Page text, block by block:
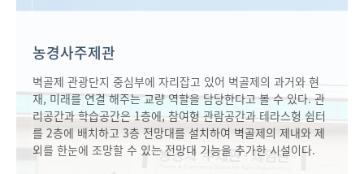
농경사주제관
벽골제 관광단지 중심부에 자리잡고 있어 벽골제의 과거와 현
재, 미래를 연결 해주는 교량 역할을 담당한다고 볼 수 있다. 관
리공간과 학습공간은 1층에, 참여형 관람공간과 테라스형 쉼터
를 2층에 배치하고 3층 전망대를 설치하여 벽골제의 제내와 제
외를 한눈에 조망할 수 있는 전망대 기능을 추가한 시설이다.